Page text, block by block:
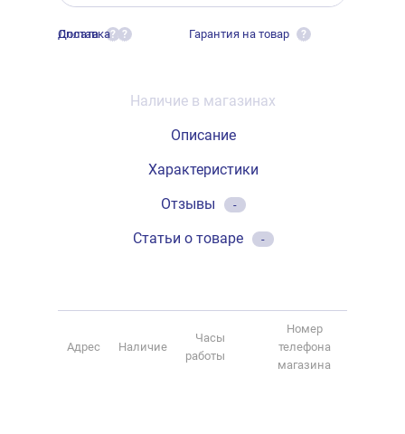
Оплата ?
Доставка ? Гарантия на товар ?
Наличие в магазинах
Описание
Характеристики
Отзывы
-
Статьи о товаре -
Адрес Наличие
Часы
работы
Номер
телефона
магазина